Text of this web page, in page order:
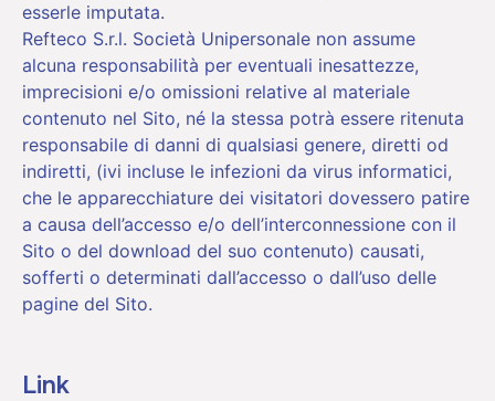
esserle imputata.
Refteco S.r.l. Società Unipersonale non assume
alcuna responsabilità per eventuali inesattezze,
imprecisioni e/o omissioni relative al materiale
contenuto nel Sito, né la stessa potrà essere ritenuta
responsabile di danni di qualsiasi genere, diretti od
indiretti, (ivi incluse le infezioni da virus informatici,
che le apparecchiature dei visitatori dovessero patire
a causa dell’accesso e/o dell’interconnessione con il
Sito o del download del suo contenuto) causati,
sofferti o determinati dall’accesso o dall’uso delle
pagine del Sito.
Link